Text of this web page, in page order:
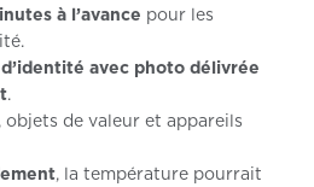
à l’avance pour les
avec photo délivrée
.
objets de valeur et appareils
, la température pourrait